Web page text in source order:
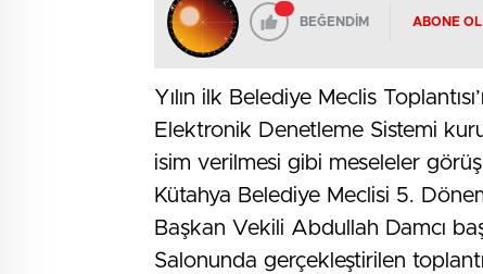
BEĞENDİM ABONE OL
Yılın ilk Belediye Meclis
Elektronik Denetleme Sistemi
isim verilmesi gibi meseleler
Kütahya Belediye Meclisi 5.
Başkan Vekili Abdullah Damcı
Salonunda gerçekleştirilen